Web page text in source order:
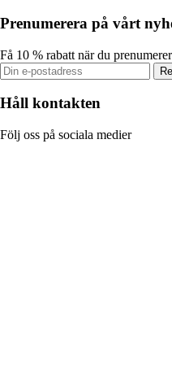
Prenumerera på vårt
Få 10 % rabatt när du
Håll kontakten
Följ oss på sociala medier